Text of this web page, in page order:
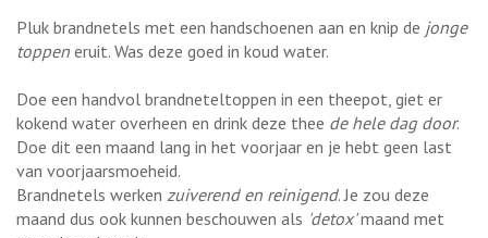
Pluk brandnetels met een handschoenen aan en knip de jonge
toppen eruit. Was deze goed in koud water.
Doe een handvol brandneteltoppen in een theepot, giet er
kokend water overheen en drink deze thee de hele dag door.
Doe dit een maand lang in het voorjaar en je hebt geen last
van voorjaarsmoeheid.
Brandnetels werken zuiverend en reinigend. Je zou deze
maand dus ook kunnen beschouwen als 'detox'maand met